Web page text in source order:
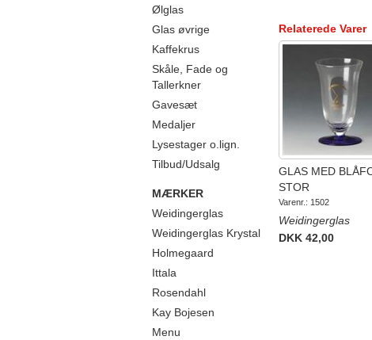
Ølglas
Glas øvrige
Kaffekrus
Skåle, Fade og
Tallerkner
Gavesæt
Medaljer
Lysestager o.lign.
Tilbud/Udsalg
MÆRKER
Weidingerglas
Weidingerglas Krystal
Holmegaard
Ittala
Rosendahl
Kay Bojesen
Menu
Relaterede Varer
GLAS MED
STOR
Varenr.: 1502
Weidingerglas
DKK 42,00